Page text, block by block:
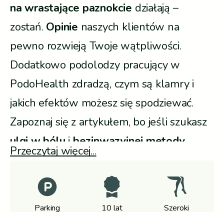
na wrastające paznokcie działają –
zostań. Opinie naszych klientów na
pewno rozwieją Twoje wątpliwości.
Dodatkowo podolodzy pracujący w
PodoHealth zdradzą, czym są klamry i
jakich efektów możesz się spodziewać.
Zapoznaj się z artykułem, bo jeśli szukasz
ulgi w bólu i bezinwazyjnej metody
korekty wrastającego paznokcia, dobrze
trafiłeś.
Przeczytaj więcej...
Parking
10 lat
Szeroki